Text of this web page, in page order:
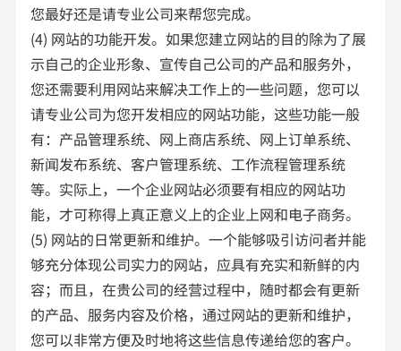
您最好还是请专业公司来帮您完成。
(4) 网站的功能开发。如果您建立网站的目的除为了展
示自己的企业形象、宣传自己公司的产品和服务外，
您还需要利用网站来解决工作上的一些问题，您可以
请专业公司为您开发相应的网站功能，这些功能一般
有：产品管理系统、网上商店系统、网上订单系统、
新闻发布系统、客户管理系统、工作流程管理系统
等。实际上，一个企业网站必须要有相应的网站功
能，才可称得上真正意义上的企业上网和电子商务。
(5) 网站的日常更新和维护。一个能够吸引访问者并能
够充分体现公司实力的网站，应具有充实和新鲜的内
容；而且，在贵公司的经营过程中，随时都会有更新
的产品、服务内容及价格，通过网站的更新和维护，
您可以非常方便及时地将这些信息传递给您的客户。